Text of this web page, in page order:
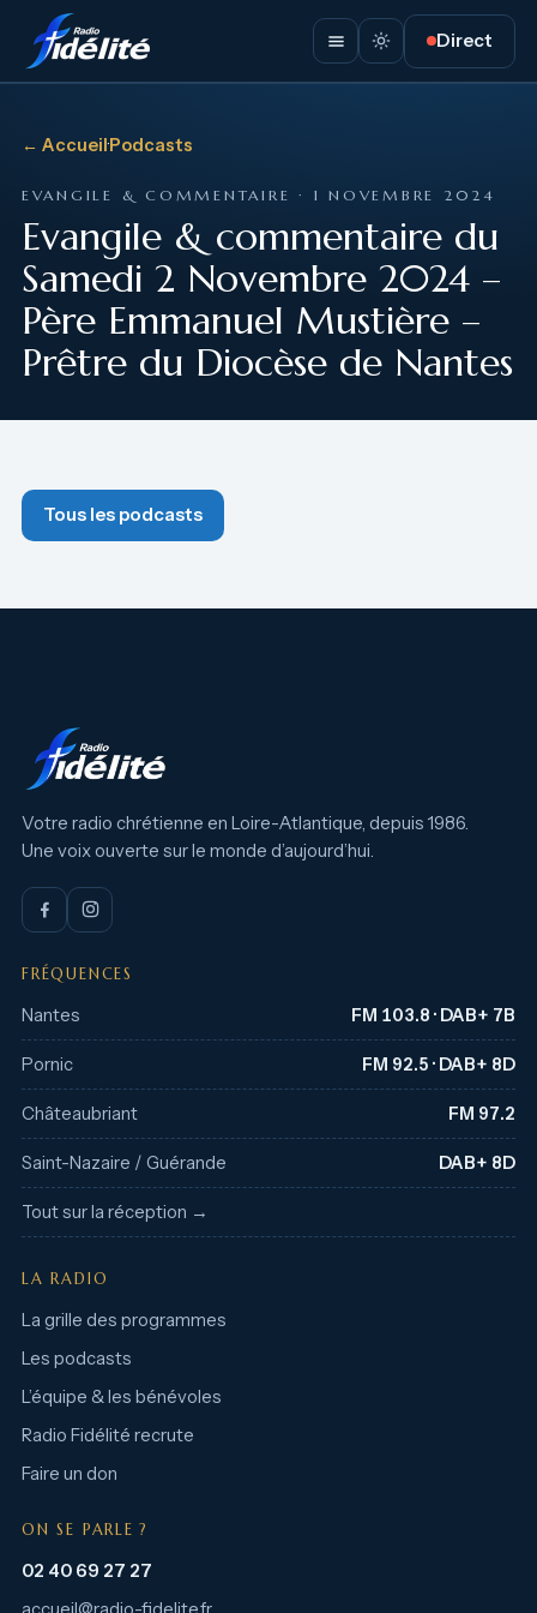
Direct
← Accueil·Podcasts
EVANGILE & COMMENTAIRE · 1 NOVEMBRE 2024
Evangile & commentaire du
Samedi 2 Novembre 2024 –
Père Emmanuel Mustière –
Prêtre du Diocèse de Nantes
Tous les podcasts
Votre radio chrétienne en Loire-Atlantique, depuis 1986.
Une voix ouverte sur le monde d’aujourd’hui.
FRÉQUENCES
Nantes FM 103.8 · DAB+ 7B
Pornic FM 92.5 · DAB+ 8D
Châteaubriant FM 97.2
Saint-Nazaire / Guérande DAB+ 8D
Tout sur la réception →
LA RADIO
La grille des programmes
Les podcasts
L’équipe & les bénévoles
Radio Fidélité recrute
Faire un don
ON SE PARLE ?
02 40 69 27 27